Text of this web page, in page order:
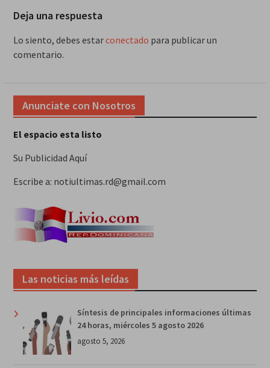
Deja una respuesta
Lo siento, debes estarconectado para publicar un
comentario.
Anunciate con Nosotros
El espacio esta listo
Su Publicidad Aquí
Escribe a: notiultimas.rd@gmail.com
Las noticias más leídas
Síntesis de principales informaciones últimas
24 horas, miércoles 5 agosto 2026
agosto 5, 2026